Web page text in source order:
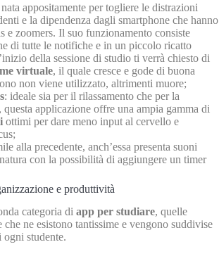
nata appositamente per togliere le distrazioni
e la dipendenza dagli smartphone che hanno
e zoomers. Il suo funzionamento consiste
di tutte le notifiche e in un piccolo ricatto
della sessione di studio ti verrà chiesto di
virtuale, il quale cresce e gode di buona
non viene utilizzato, altrimenti muore;
: ideale sia per il rilassamento che per la
questa applicazione offre una ampia gamma di
ottimi per dare meno input al cervello e
alla precedente, anch’essa presenta suoni
con la possibilità di aggiungere un timer
e produttività
categoria di app per studiare, quelle
che ne esistono tantissime e vengono suddivise
ogni studente.